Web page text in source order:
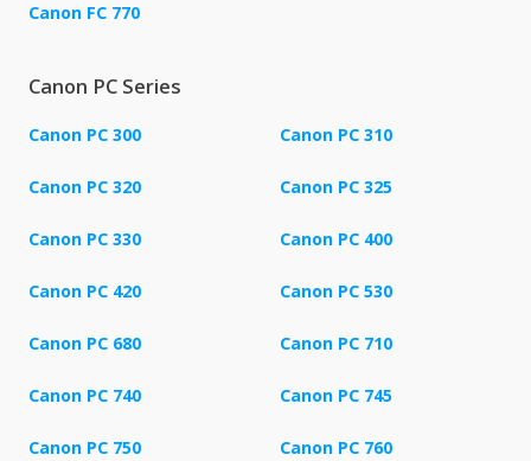
Canon FC 770
Canon PC Series
Canon PC 300 Canon PC 310
Canon PC 320 Canon PC 325
Canon PC 330 Canon PC 400
Canon PC 420 Canon PC 530
Canon PC 680 Canon PC 710
Canon PC 740 Canon PC 745
Canon PC 750 Canon PC 760